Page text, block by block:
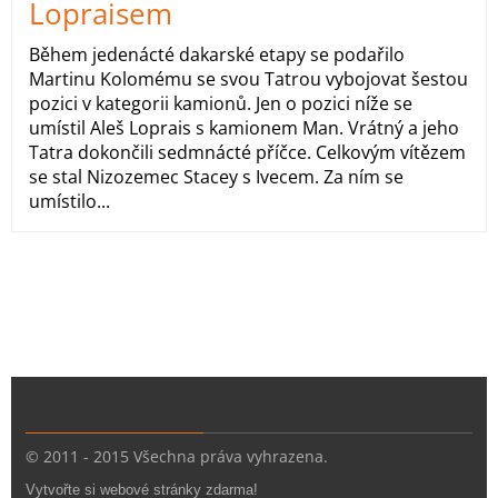
Lopraisem
Během jedenácté dakarské etapy se podařilo
Martinu Kolomému se svou Tatrou vybojovat šestou
pozici v kategorii kamionů. Jen o pozici níže se
umístil Aleš Loprais s kamionem Man. Vrátný a jeho
Tatra dokončili sedmnácté příčce. Celkovým vítězem
se stal Nizozemec Stacey s Ivecem. Za ním se
umístilo...
© 2011 - 2015 Všechna práva vyhrazena.
Vytvořte si webové stránky zdarma!